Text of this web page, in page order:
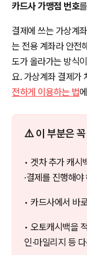
카드사 가맹점 번호
결제에 쓰는 가상계
는 전용 계좌라 안전
도가 올라가는 방식
요. 가상계좌 결제가
전하게 이용하는 법
⚠️ 이 부분은
• 겟차 추가 캐시
·결제를 진행해야
• 카드사에서 바
• 오토캐시백을
인·마일리지 등